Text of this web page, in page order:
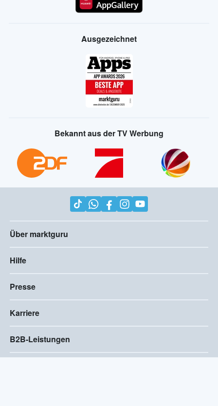
Ausgezeichnet
Bekannt aus der TV Werbung
Über marktguru
Hilfe
Presse
Karriere
B2B-Leistungen